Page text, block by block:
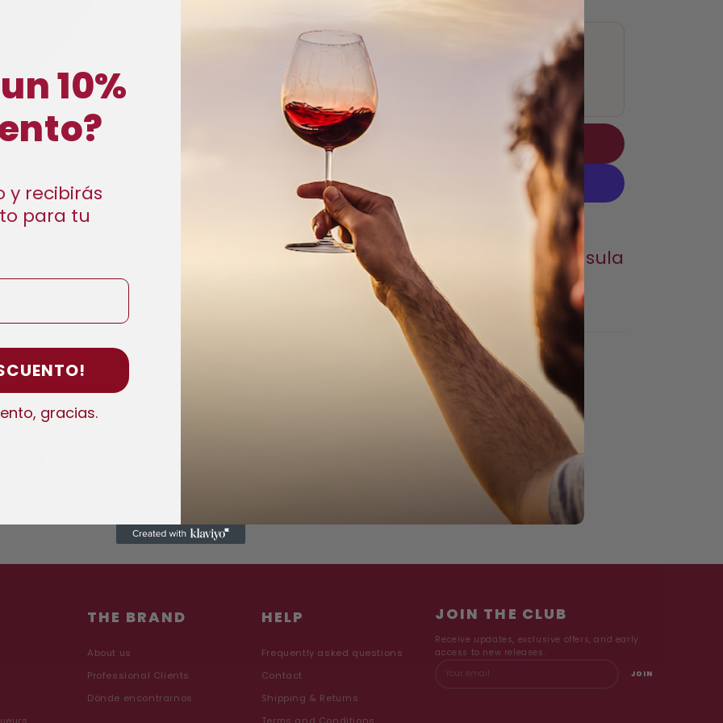
estilo equilibrado y fácil de, con un final equilibrado.
TECHNICAL DATA SHEET
ADD TO CART
More payment options
SECURE PAYMENT
Recíbelo en 24h laborables en la península
Si pides en 03h:05m:59s → ¡24h!More information
THE BRAND
About us
Professional Clients
Dónde encontrarnos
HELP
Frequently asked questions
Contact
Shipping & Returns
Terms and Conditions
JOIN THE CLUB
Receive updates, exclusive offers, and early
access to new releases.
JOIN
10%
y recibirás
para tu
gracias.